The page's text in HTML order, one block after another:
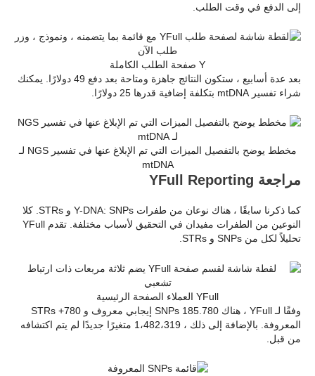
إلى الدفع في وقت الطلب.
Y صفحة الطلب الكاملة
بعد عدة أسابيع ، ستكون النتائج جاهزة ومتاحة بعد دفع 49 دولارًا. يمكنك
شراء تفسير mtDNA بتكلفة إضافية قدرها 25 دولارًا.
مخطط يوضح بالتفصيل الميزات التي تم الإبلاغ عنها في تفسير NGS لـ
mtDNA
مراجعة YFull Reporting
كما ذكرنا سابقًا ، هناك نوعان من طفرات Y-DNA: SNPs و STRs. كلا
النوعين من الطفرات مفيدان في التحقيق لأسباب مختلفة. تقدم YFull
تحليلاً لكل من SNPs و STRs.
YFull العملاء الصفحة الرئيسية
وفقًا لـ YFull ، هناك 185.780 SNPs إيجابي معروف و 780+ STRs
المعروفة. بالإضافة إلى ذلك ، 1،482،319 متغيرًا جديدًا لم يتم اكتشافه
من قبل.